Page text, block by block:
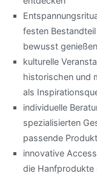
festen
bewusst genießen
kulturelle
historischen und
als
individuelle
spezialisierten
passende
innovative
die Hanfprodukte